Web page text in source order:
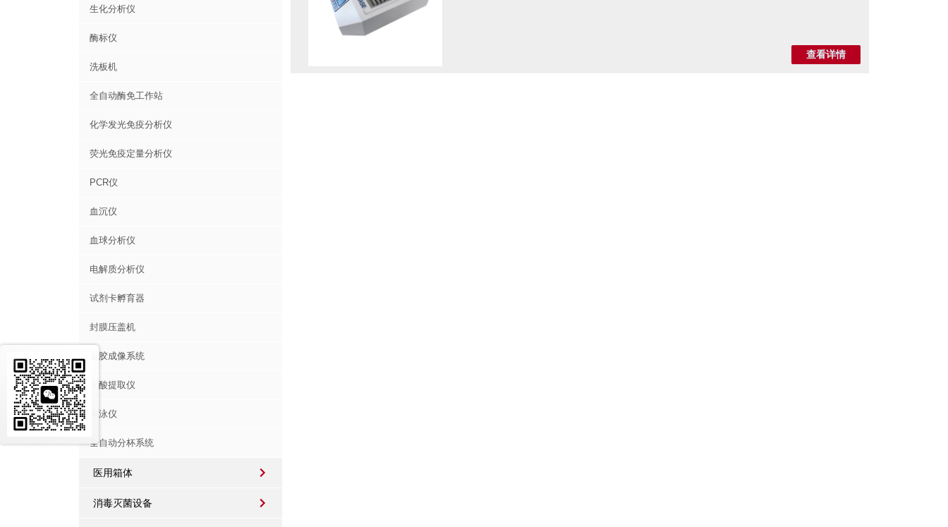
生化分析仪
酶标仪
洗板机
全自动酶免工作站
化学发光免疫分析仪
荧光免疫定量分析仪
PCR仪
血沉仪
血球分析仪
电解质分析仪
试剂卡孵育器
封膜压盖机
凝胶成像系统
核酸提取仪
电泳仪
全自动分杯系统
医用箱体
消毒灭菌设备
查看详情